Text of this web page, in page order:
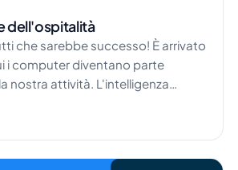
dell'ospitalità
che sarebbe successo! È arrivato
i computer diventano parte
nostra attività. L'intelligenza
come i film ce l'hanno
Sono nostri alleati e uno
nella vita di tutti i giorni, man